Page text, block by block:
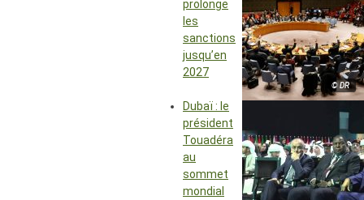
© DR
prolonge
les
sanctions
jusqu’en
2027
Dubaï : le
président
Touadéra
au
sommet
mondial